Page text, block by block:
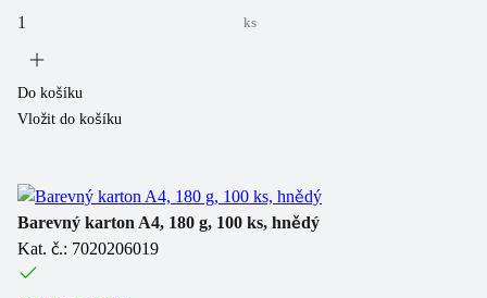
ks
Do košíku
Vložit do košíku
Barevný karton A4, 180 g, 100 ks, hnědý
Kat. č.: 7020206019